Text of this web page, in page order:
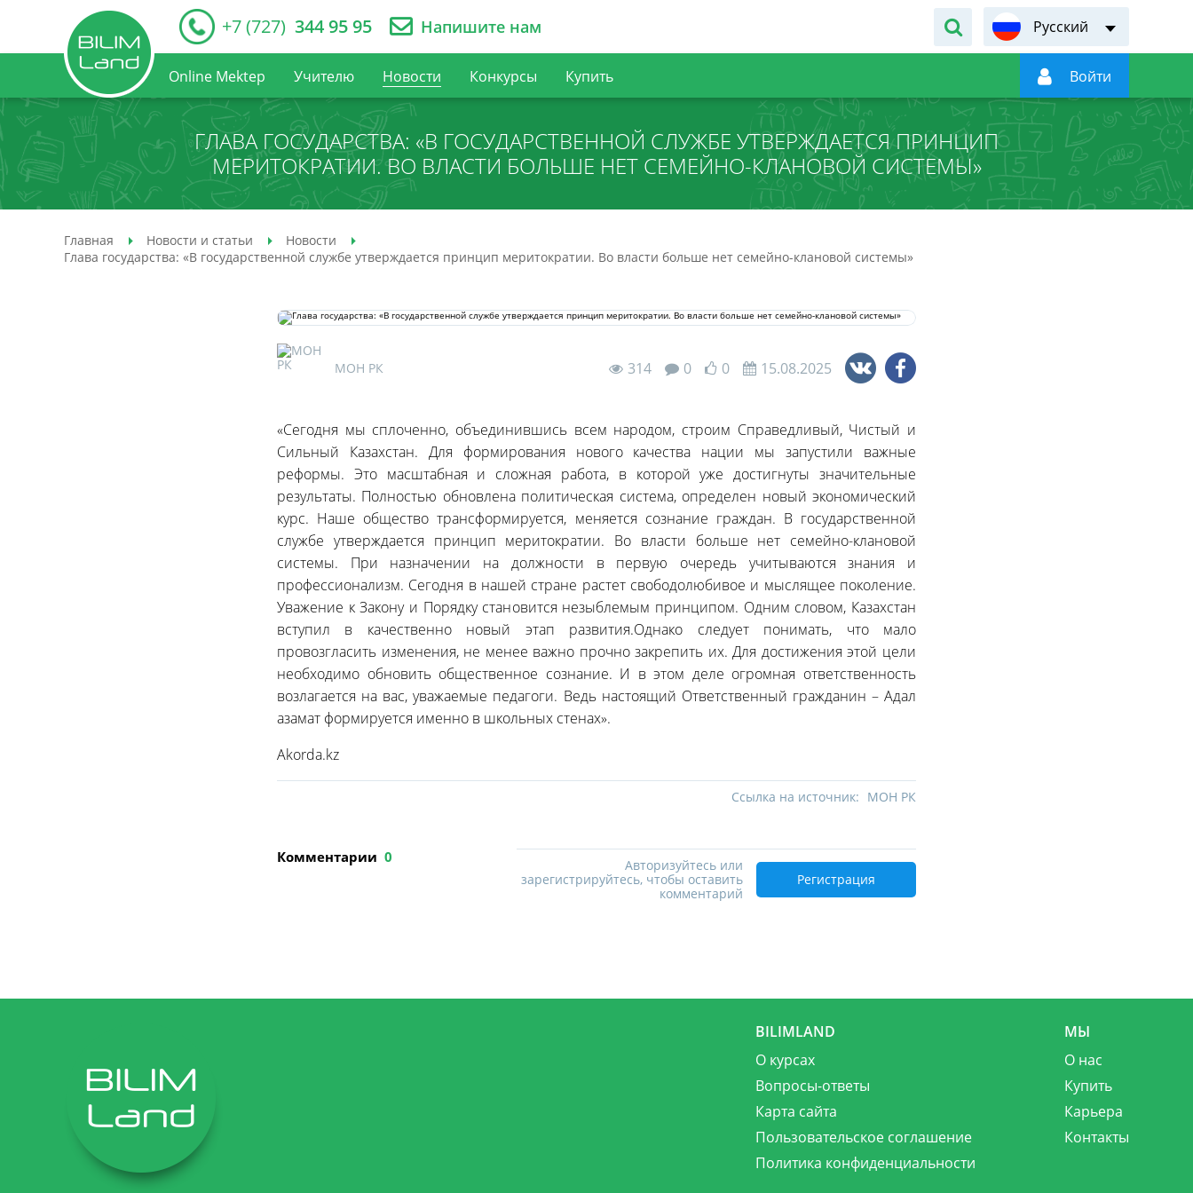
+7 (727) 344 95 95 Напишите нам Русский
Online Mektep Учителю Новости Конкурсы Купить  Войти
ГЛАВА ГОСУДАРСТВА: «В ГОСУДАРСТВЕННОЙ СЛУЖБЕ УТВЕРЖДАЕТСЯ ПРИНЦИП
МЕРИТОКРАТИИ. ВО ВЛАСТИ БОЛЬШЕ НЕТ СЕМЕЙНО-КЛАНОВОЙ СИСТЕМЫ»
Главная Новости и статьи
Новости
Глава государства: «В государственной службе утверждается принцип меритократии. Во власти больше нет семейно-клановой системы»
МОН РК 314 0 0 15.08.2025
«Сегодня мы сплоченно, объединившись всем народом, строим Справедливый, Чистый и
Сильный Казахстан. Для формирования нового качества нации мы запустили важные
реформы. Это масштабная и сложная работа, в которой уже достигнуты значительные
результаты. Полностью обновлена политическая система, определен новый экономический
курс. Наше общество трансформируется, меняется сознание граждан. В государственной
службе утверждается принцип меритократии. Во власти больше нет семейно-клановой
системы. При назначении на должности в первую очередь учитываются знания и
профессионализм. Сегодня в нашей стране растет свободолюбивое и мыслящее поколение.
Уважение к Закону и Порядку становится незыблемым принципом. Одним словом, Казахстан
вступил в качественно новый этап развития.Однако следует понимать, что мало
провозгласить изменения, не менее важно прочно закрепить их. Для достижения этой цели
необходимо обновить общественное сознание. И в этом деле огромная ответственность
возлагается на вас, уважаемые педагоги. Ведь настоящий Ответственный гражданин – Адал
азамат формируется именно в школьных стенах».
Akorda.kz
Ссылка на источник: МОН РК
Комментарии 0
Авторизуйтесь или
зарегистрируйтесь, чтобы оставить
комментарий
Регистрация
BILIMLAND
О курсах
Вопросы-ответы
Карта сайта
Пользовательское соглашение
Политика конфиденциальности
МЫ
О нас
Купить
Карьера
Контакты